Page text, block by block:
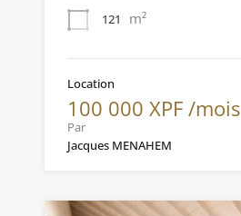
121
m²
Location
100 000 XPF /mois
Par
Jacques MENAHEM